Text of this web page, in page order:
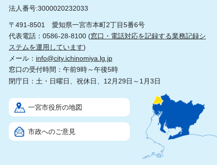
法人番号:3000020232033
〒491-8501 愛知県一宮市本町2丁目5番6号
代表電話：0586-28-8100 (窓口・電話対応を記録する業務記録シ
ステムを運用しています)
メール： info@city.ichinomiya.lg.jp
窓口の受付時間：午前9時～午後5時
閉庁日：土・日曜日、祝休日、12月29日～1月3日
一宮市役所の地図
市政へのご意見